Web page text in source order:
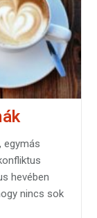
egymás
hevében
nincs sok